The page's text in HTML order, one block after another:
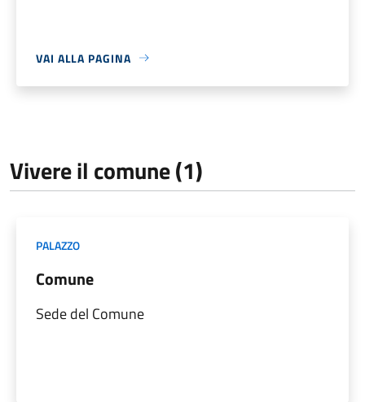
VAI ALLA PAGINA
Vivere il comune (1)
PALAZZO
Comune
Sede del Comune